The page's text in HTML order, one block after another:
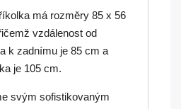
má rozměry 85 x 56
vzdálenost od
k zadnímu je 85 cm a
je 105 cm.
svým sofistikovaným